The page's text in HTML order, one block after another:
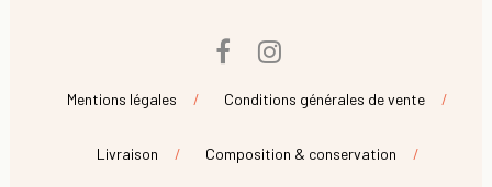
Facebook
Mentions légales Conditions générales de vente
Livraison Composition & conservation